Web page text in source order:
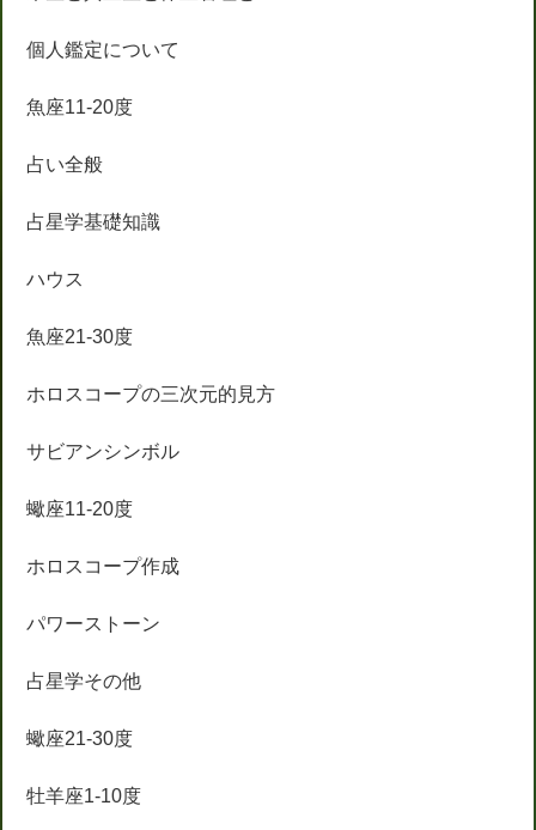
個人鑑定について
魚座11-20度
占い全般
占星学基礎知識
ハウス
魚座21-30度
ホロスコープの三次元的見方
サビアンシンボル
蠍座11-20度
ホロスコープ作成
パワーストーン
占星学その他
蠍座21-30度
牡羊座1-10度